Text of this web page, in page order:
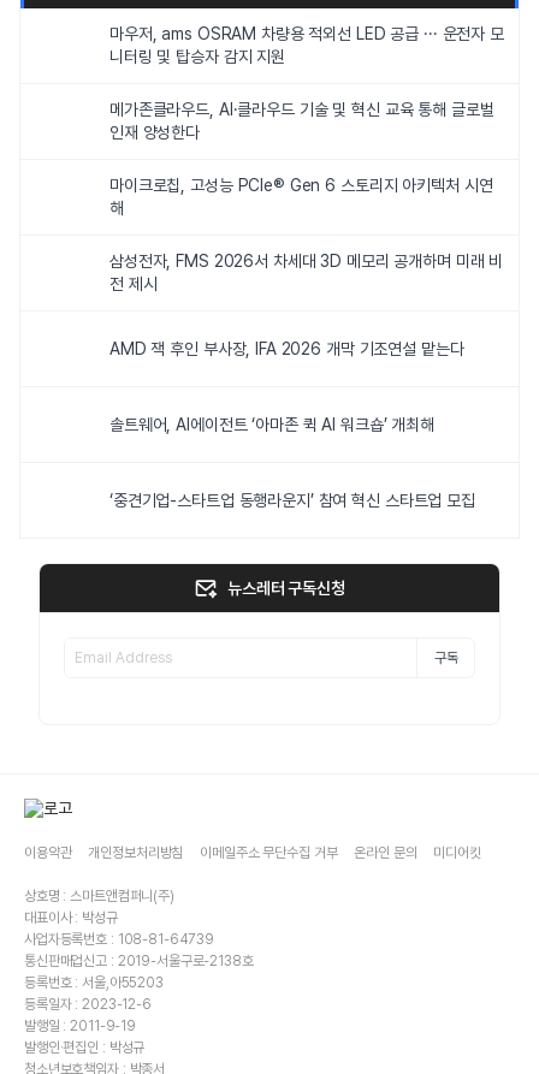
마우저, ams OSRAM 차량용 적외선 LED 공급 ··· 운전자 모
니터링 및 탑승자 감지 지원
메가존클라우드, AI·클라우드 기술 및 혁신 교육 통해 글로벌
인재 양성한다
마이크로칩, 고성능 PCIe® Gen 6 스토리지 아키텍처 시연
해
삼성전자, FMS 2026서 차세대 3D 메모리 공개하며 미래 비
전 제시
AMD 잭 후인 부사장, IFA 2026 개막 기조연설 맡는다
솔트웨어, AI에이전트 ‘아마존 퀵 AI 워크숍’ 개최해
‘중견기업-스타트업 동행라운지’ 참여 혁신 스타트업 모집
뉴스레터 구독신청
구독
이용약관 개인정보처리방침 이메일주소 무단수집 거부 온라인 문의 미디어킷
상호명 : 스마트앤컴퍼니(주)
대표이사 : 박성규
사업자등록번호 : 108-81-64739
통신판매업신고 : 2019-서울구로-2138호
등록번호 : 서울,아55203
등록일자 : 2023-12-6
발행일 : 2011-9-19
발행인·편집인 : 박성규
청소년보호책임자 : 박종서